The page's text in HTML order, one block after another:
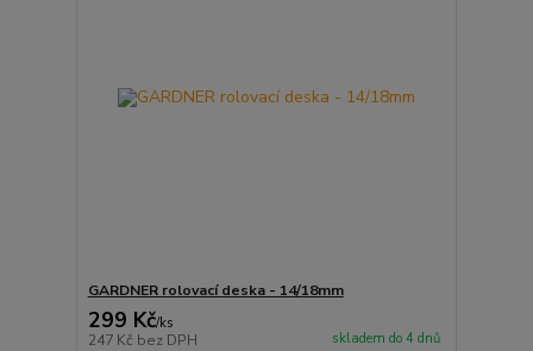
GARDNER rolovací deska - 14/18mm
299 Kč/ks
247 Kč bez DPH skladem do 4 dnů